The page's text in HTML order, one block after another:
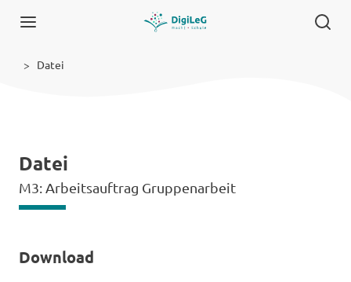
Datei
Datei
M3: Arbeitsauftrag Gruppenarbeit
Download